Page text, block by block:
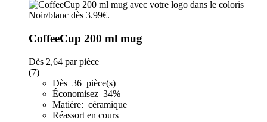
CoffeeCup 200 ml mug
Dès 2,64 par pièce
(7)
Dès 36 pièce(s)
Économisez 34%
Matière: céramique
Réassort en cours